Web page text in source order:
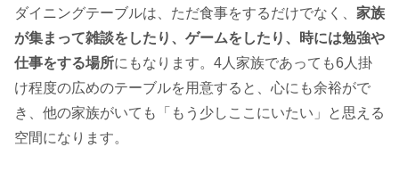
ダイニングテーブルは、ただ食事をするだけでなく、 家族
が集まって雑談をしたり、ゲームをしたり、時には勉強や
仕事をする場所にもなります。4人家族であっても6人掛
け程度の広めのテーブルを用意すると、心にも余裕がで
き、他の家族がいても「もう少しここにいたい」と思える
空間になります。